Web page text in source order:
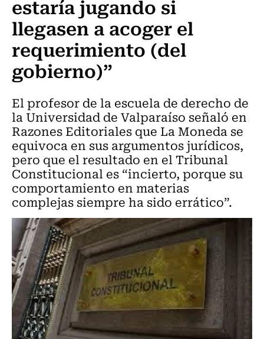
estaría jugando si
llegasen a acoger el
requerimiento (del
gobierno)”
El profesor de la escuela de derecho de
la Universidad de Valparaíso señaló en
Razones Editoriales que La Moneda se
equivoca en sus argumentos jurídicos,
pero que el resultado en el Tribunal
Constitucional es “incierto, porque su
comportamiento en materias
complejas siempre ha sido errático”.